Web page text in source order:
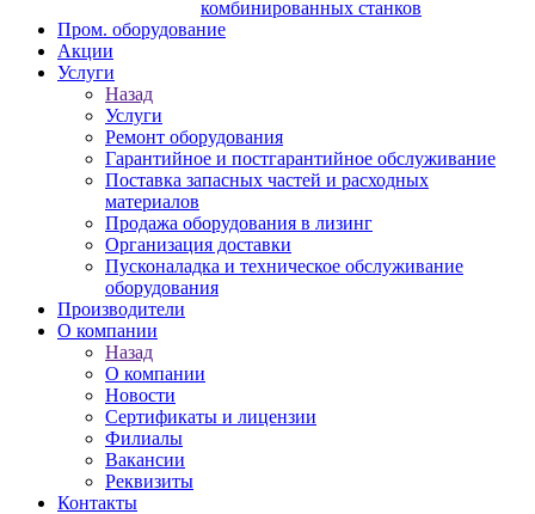
комбинированных станков
Пром. оборудование
Акции
Услуги
Назад
Услуги
Ремонт оборудования
Гарантийное и постгарантийное обслуживание
Поставка запасных частей и расходных
материалов
Продажа оборудования в лизинг
Организация доставки
Пусконаладка и техническое обслуживание
оборудования
Производители
О компании
Назад
О компании
Новости
Сертификаты и лицензии
Филиалы
Вакансии
Реквизиты
Контакты